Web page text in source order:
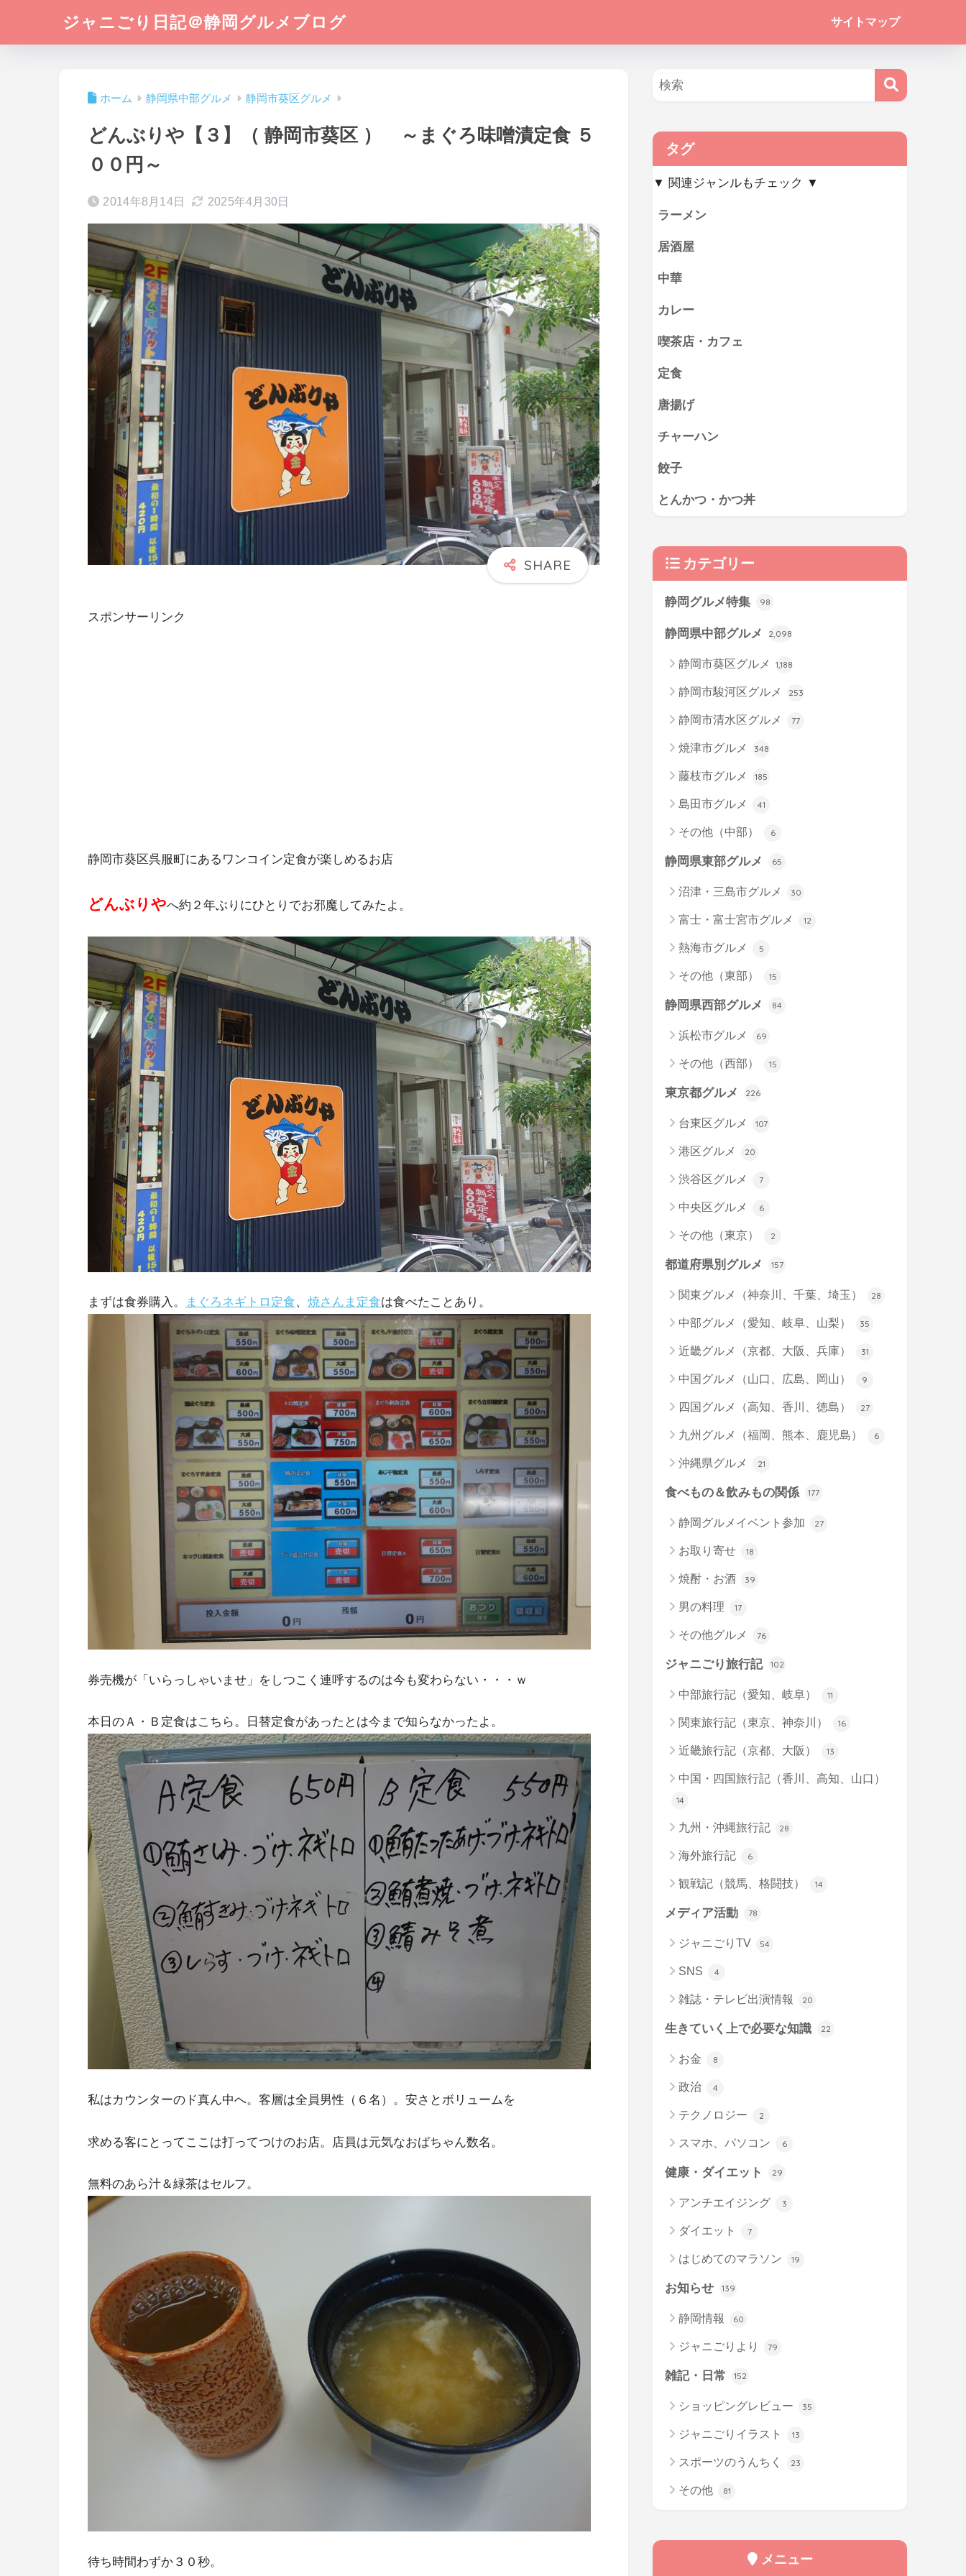
ジャニごり日記＠静岡グルメブログ サイトマップ
ホーム 静岡県中部グルメ 静岡市葵区グルメ
どんぶりや【３】（ 静岡市葵区 ） ～まぐろ味噌漬定食 ５
００円～
2014年8月14日 2025年4月30日
スポンサーリンク
静岡市葵区呉服町にあるワンコイン定食が楽しめるお店
どんぶりやへ約２年ぶりにひとりでお邪魔してみたよ。
まずは食券購入。 まぐろネギトロ定食、 焼さんま定食は食べたことあり。
券売機が「いらっしゃいませ」をしつこく連呼するのは今も変わらない・・・ｗ
本日のＡ・Ｂ定食はこちら。日替定食があったとは今まで知らなかったよ。
私はカウンターのド真ん中へ。客層は全員男性（６名）。安さとボリュームを
求める客にとってここは打ってつけのお店。店員は元気なおばちゃん数名。
無料のあら汁＆緑茶はセルフ。
待ち時間わずか３０秒。
タグ
▼ 関連ジャンルもチェック ▼
ラーメン
居酒屋
中華
カレー
喫茶店・カフェ
定食
唐揚げ
チャーハン
餃子
とんかつ・かつ丼
カテゴリー
静岡グルメ特集 98
静岡県中部グルメ 2,098
静岡市葵区グルメ 1,188
静岡市駿河区グルメ 253
静岡市清水区グルメ 77
焼津市グルメ 348
藤枝市グルメ 185
島田市グルメ 41
その他（中部） 6
静岡県東部グルメ 65
沼津・三島市グルメ 30
富士・富士宮市グルメ 12
熱海市グルメ 5
その他（東部） 15
静岡県西部グルメ 84
浜松市グルメ 69
その他（西部） 15
東京都グルメ 226
台東区グルメ 107
港区グルメ 20
渋谷区グルメ 7
中央区グルメ 6
その他（東京） 2
都道府県別グルメ 157
関東グルメ（神奈川、千葉、埼玉） 28
中部グルメ（愛知、岐阜、山梨） 35
近畿グルメ（京都、大阪、兵庫） 31
中国グルメ（山口、広島、岡山） 9
四国グルメ（高知、香川、徳島） 27
九州グルメ（福岡、熊本、鹿児島） 6
沖縄県グルメ 21
食べもの＆飲みもの関係 177
静岡グルメイベント参加 27
お取り寄せ 18
焼酎・お酒 39
男の料理 17
その他グルメ 76
ジャニごり旅行記 102
中部旅行記（愛知、岐阜） 11
関東旅行記（東京、神奈川） 16
近畿旅行記（京都、大阪） 13
中国・四国旅行記（香川、高知、山口）
14
九州・沖縄旅行記 28
海外旅行記 6
観戦記（競馬、格闘技） 14
メディア活動 78
ジャニごりTV 54
SNS 4
雑誌・テレビ出演情報 20
生きていく上で必要な知識 22
お金 8
政治 4
テクノロジー 2
スマホ、パソコン 6
健康・ダイエット 29
アンチエイジング 3
ダイエット 7
はじめてのマラソン 19
お知らせ 139
静岡情報 60
ジャニごりより 79
雑記・日常 152
ショッピングレビュー 35
ジャニごりイラスト 13
スポーツのうんちく 23
その他 81
メニュー